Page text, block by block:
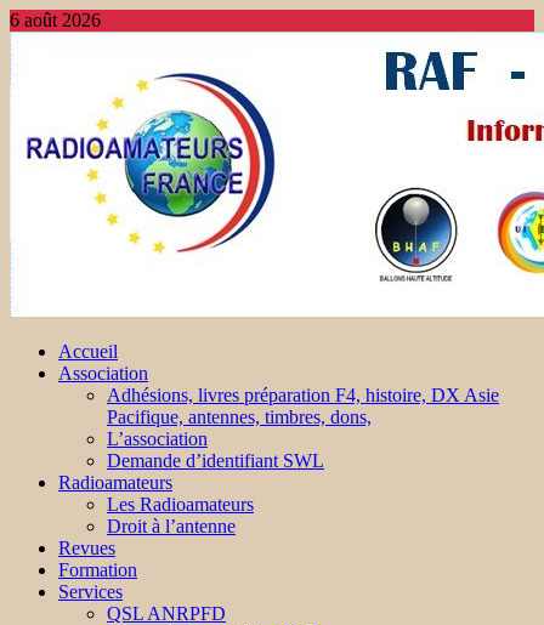
6 août 2026
Accueil
Association
Adhésions, livres préparation F4, histoire, DX Asie
Pacifique, antennes, timbres, dons,
L’association
Demande d’identifiant SWL
Radioamateurs
Les Radioamateurs
Droit à l’antenne
Revues
Formation
Services
QSL ANRPFD